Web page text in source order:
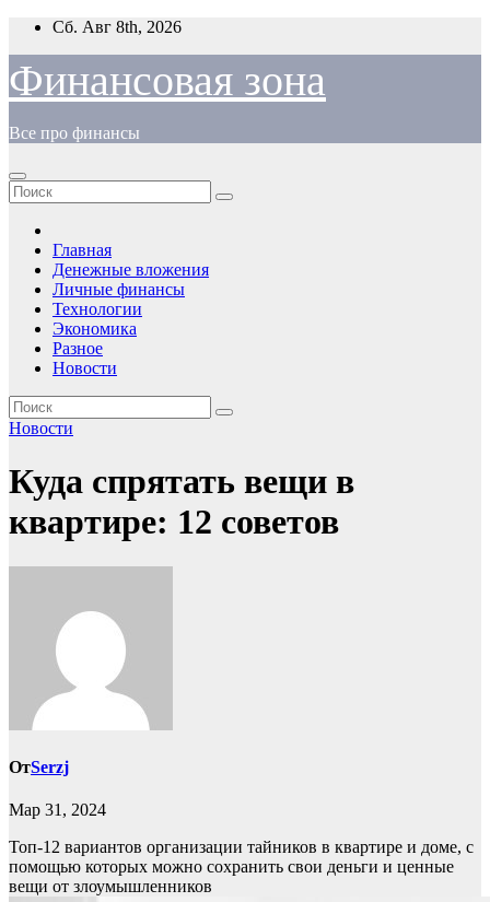
Перейти
содержимому
Сб. Авг 8th, 2026
Финансовая зона
Все про финансы
Главная
Денежные вложения
Личные финансы
Технологии
Экономика
Разное
Новости
Новости
Куда спрятать вещи в
квартире: 12 советов
ОтSerzj
Мар 31, 2024
Топ-12 вариантов организации тайников в квартире и доме, с
помощью которых можно сохранить свои деньги и ценные
вещи от злоумышленников